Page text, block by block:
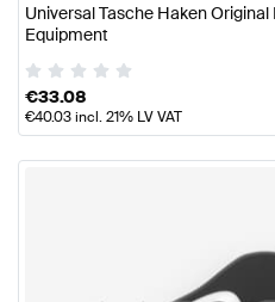
Universal Tasche Haken
Equipment
€33.08
€40.03incl. 21% LV VAT